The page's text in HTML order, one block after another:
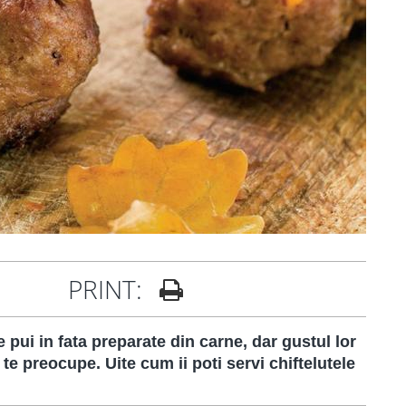
PRINT:
in fata preparate din carne, dar gustul lor
preocupe. Uite cum ii poti servi chiftelutele